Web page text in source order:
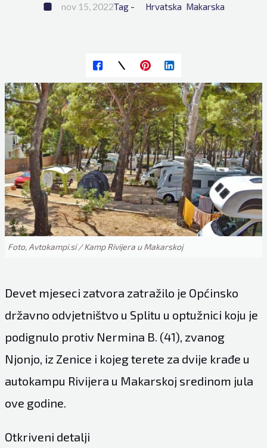
nov 15, 2022Tag - Hrvatska Makarska
Foto, Avtokampi.si / Kamp Rivijera u Makarskoj
Devet mjeseci zatvora zatražilo je Općinsko
državno odvjetništvo u Splitu u optužnici koju je
podignulo protiv Nermina B. (41), zvanog
Njonjo, iz Zenice i kojeg terete za dvije krađe u
autokampu Rivijera u Makarskoj sredinom jula
ove godine.
Otkriveni detalji